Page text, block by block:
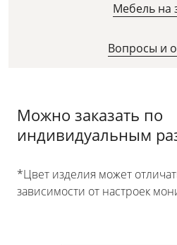
Мебель на
Вопросы и
Можно заказать по
индивидуальным
*Цвет изделия может
зависимости от настроек